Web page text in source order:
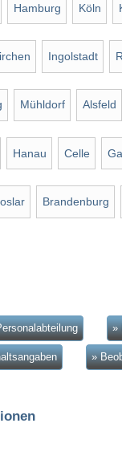
Hamburg Köln
Ingolstadt
Mühldorf Alsfeld
Hanau Celle
Brandenburg
»
»